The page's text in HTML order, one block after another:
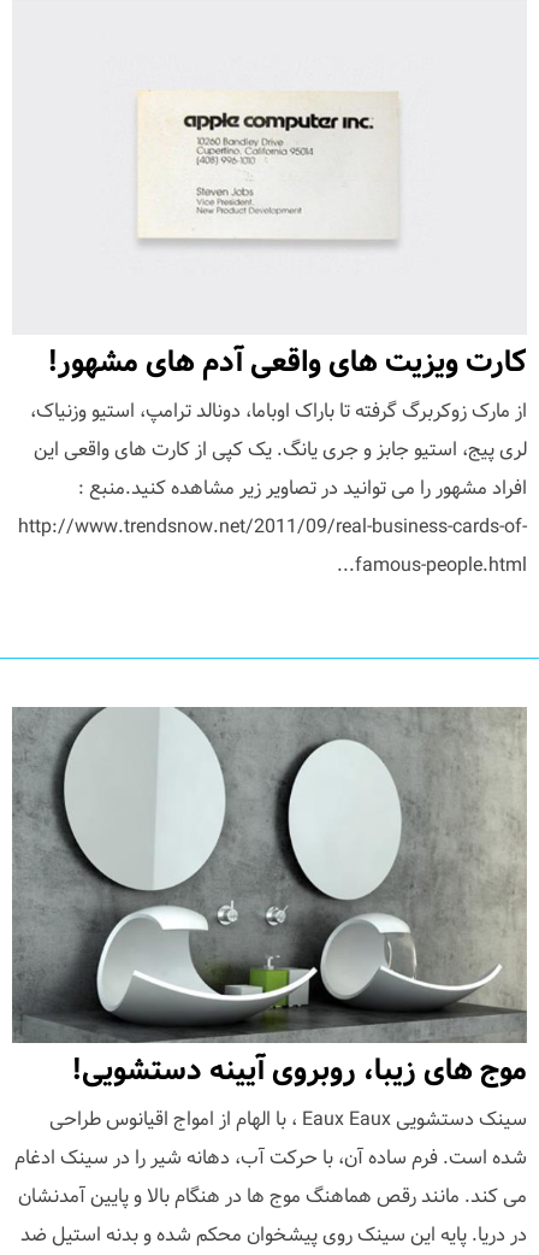
کارت ویزیت های واقعی آدم های مشهور!
از مارک زوکربرگ گرفته تا باراک اوباما، دونالد ترامپ، استیو وزنیاک،
لری پیج، استیو جابز و جری یانگ. یک کپی از کارت های واقعی این
افراد مشهور را می توانید در تصاویر زیر مشاهده کنید.منبع :
http://www.trendsnow.net/2011/09/real-business-cards-of-
famous-people.html...
موج های زیبا، روبروی آیینه دستشویی!
سینک دستشویی Eaux Eaux ، با الهام از امواج اقیانوس طراحی
شده است. فرم ساده آن، با حرکت آب، دهانه شیر را در سینک ادغام
می کند. مانند رقص هماهنگ موج ها در هنگام بالا و پایین آمدنشان
در دریا. پایه این سینک روی پیشخوان محکم شده و بدنه استیل ضد